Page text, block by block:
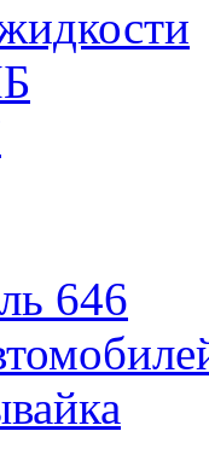
646